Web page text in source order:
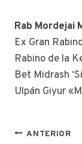
Rab Mordejai
Ex Gran
Rabino de la
Bet Midrash
Ulpán Giyur
ANTERIOR